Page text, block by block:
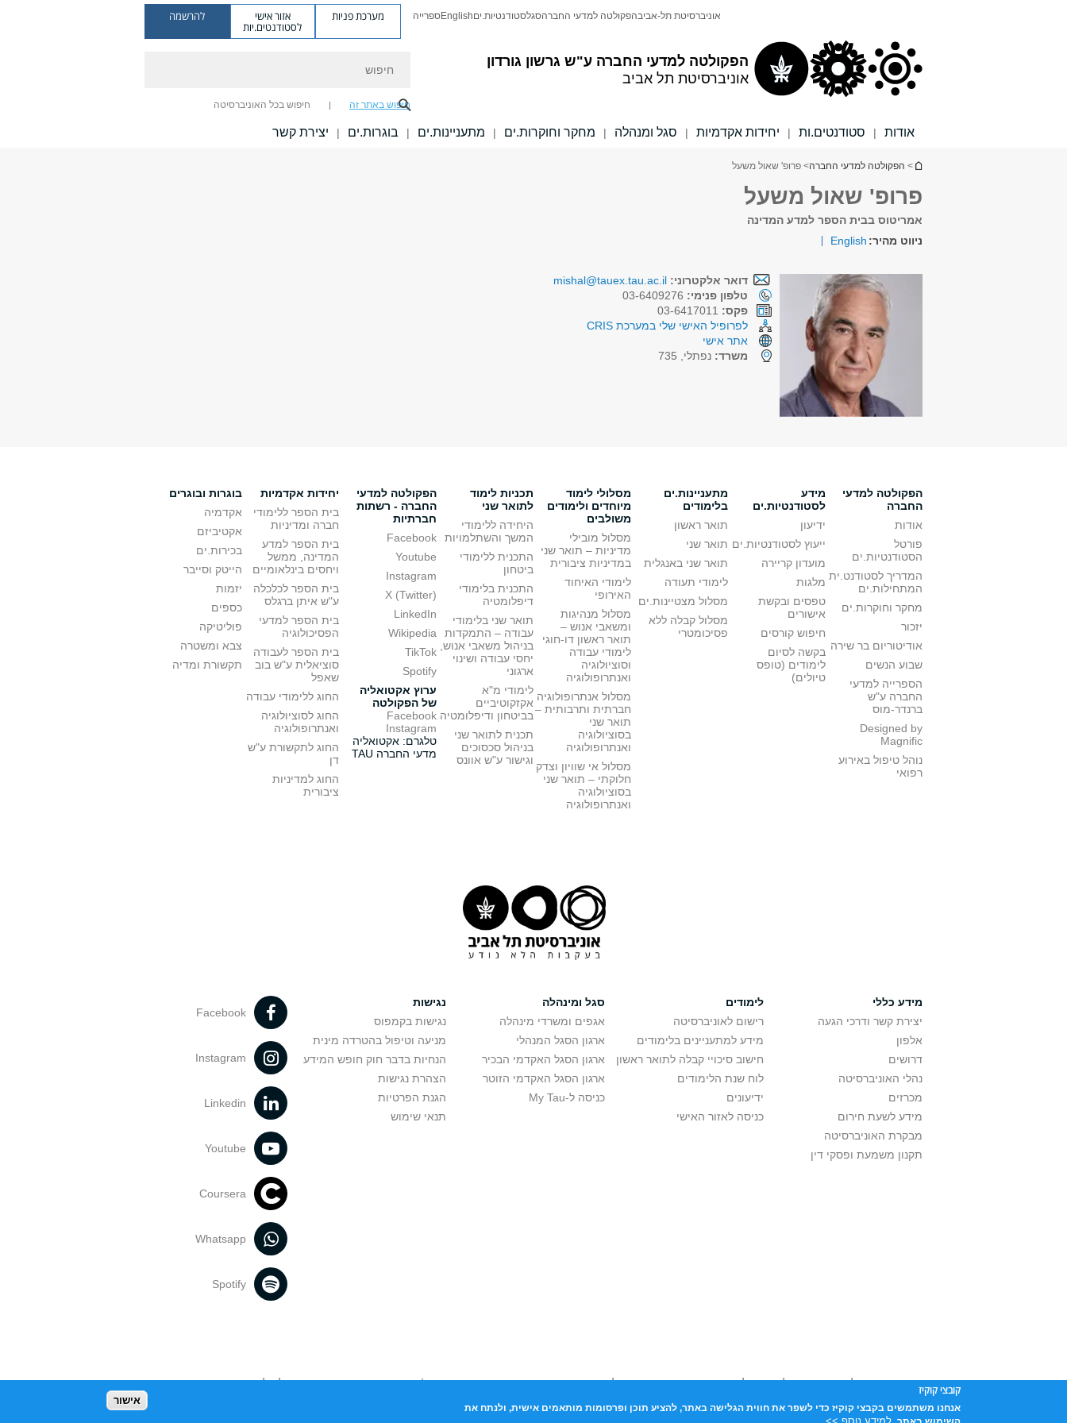
הפקולטה למדעי החברה ע"ש גרשון גורדון
אוניברסיטת תל אביב
אוניברסיטת תל-אביבהפקולטה למדעי החברהסגלסטודנטיות.יםEnglishספרייה מערכת פניות אזור אישי
לסטודנטים.יות
להרשמה
חיפוש באתר זה חיפוש בכל האוניברסיטה
אודות | סטודנטים.ות | יחידות אקדמיות | סגל ומנהלה | מחקר וחוקרות.ים | מתעניינות.ים | בוגרות.ים | יצירת קשר
הינך נמצא כאן
> הפקולטה למדעי החברה> פרופ' שאול משעל
פרופ' שאול משעל
אמריטוס בבית הספר למדע המדינה
ניווט מהיר: English
דואר אלקטרוני: mishal@tauex.tau.ac.il
טלפון פנימי:
פקס:
לפרופיל האישי שלי במערכת CRIS
אתר אישי
משרד: נפתלי, 735
הפקולטה למדעי
החברה
אודות
פורטל
הסטודנטיות.ים
המדריך לסטודנט.ית
המתחילות.ים
מחקר וחוקרות.ים
יזכור
אודיטוריום בר שירה
שבוע הנשים
הספרייה למדעי
החברה ע"ש
ברנדר-מוס
Designed by
Magnific
נוהל טיפול באירוע
רפואי
מידע
לסטודנטיות.ים
ידיעון
ייעוץ לסטודנטיות.ים
מועדון קריירה
מלגות
טפסים ובקשת
אישורים
חיפוש קורסים
בקשה לסיום
לימודים (טופס
טיולים)
מתעניינות.ים
בלימודים
תואר ראשון
תואר שני
תואר שני באנגלית
לימודי תעודה
מסלול מצטיינות.ים
מסלול קבלה ללא
פסיכומטרי
מסלולי לימוד
מיוחדים ולימודים
משולבים
מסלול מובילי
מדיניות – תואר שני
במדיניות ציבורית
לימודי האיחוד
האירופי
מסלול מנהיגות
ומשאבי אנוש –
תואר ראשון דו-חוגי
לימודי עבודה
וסוציולוגיה
ואנתרופולוגיה
מסלול אנתרופולוגיה
חברתית ותרבותית –
תואר שני
בסוציולוגיה
ואנתרופולוגיה
מסלול אי שוויון וצדק
חלוקתי – תואר שני
בסוציולוגיה
ואנתרופולוגיה
תכניות לימוד
לתואר שני
היחידה ללימודי
המשך והשתלמויות
התכנית ללימודי
ביטחון
התכנית בלימודי
דיפלומטיה
תואר שני בלימודי
עבודה – התמקדות
בניהול משאבי אנוש,
יחסי עבודה ושינוי
ארגוני
לימודי מ"א
אקזקוטיביים
בביטחון ודיפלומטיה
תכנית לתואר שני
בניהול סכסוכים
וגישור ע"ש אוונס
הפקולטה למדעי
החברה - רשתות
חברתיות
Facebook
Youtube
Instagram
X (Twitter)
LinkedIn
Wikipedia
TikTok
Spotify
ערוץ אקטואליה
של הפקולטה
Facebook
Instagram
טלגרם: אקטואליה
מדעי החברה TAU
יחידות אקדמיות
בית הספר ללימודי
חברה ומדיניות
בית הספר למדע
המדינה, ממשל
ויחסים בינלאומיים
בית הספר לכלכלה
ע"ש איתן ברגלס
בית הספר למדעי
הפסיכולוגיה
בית הספר לעבודה
סוציאלית ע"ש בוב
שאפל
החוג ללימודי עבודה
החוג לסוציולוגיה
ואנתרופולוגיה
החוג לתקשורת ע"ש
דן
החוג למדיניות
ציבורית
בוגרות ובוגרים
אקדמיה
אקטיביזם
בכירות.ים
הייטק וסייבר
יזמות
כספים
פוליטיקה
צבא ומשטרה
תקשורת ומדיה
מידע כללי
יצירת קשר ודרכי הגעה
אלפון
דרושים
נהלי האוניברסיטה
מכרזים
מידע לשעת חירום
מבקרת האוניברסיטה
תקנון משמעת ופסקי דין
לימודים
רישום לאוניברסיטה
מידע למתעניינים בלימודים
חישוב סיכויי קבלה לתואר ראשון
לוח שנת הלימודים
ידיעונים
כניסה לאזור האישי
סגל ומינהלה
אגפים ומשרדי מינהלה
ארגון הסגל המנהלי
ארגון הסגל האקדמי הבכיר
ארגון הסגל האקדמי הזוטר
כניסה ל-My Tau
נגישות
נגישות בקמפוס
מניעה וטיפול בהטרדה מינית
הנחיות בדבר חוק חופש המידע
הצהרת נגישות
הגנת הפרטיות
תנאי שימוש
Facebook
Instagram
Linkedin
Youtube
Coursera
Whatsapp
Spotify
אוניברסיטת תל אביב עושה כל מאמץ לכבד זכויות יוצרים. אם בבעלותך זכויות יוצרים בתכנים שנמצאים פה ו/או השימוש שנעשה בתכנים אלה לדעתך מפר זכויות
שנעשה בתכנים אלה לדעתך מפר זכויות
אוניברסיטת תל-אביב, ת.ד. 39040, תל-אביב 6997801
קובצי קוקיז
אנחנו משתמשים בקבצי קוקיז כדי לשפר את חווית הגלישה באתר, להציע תוכן ופרסומות מותאמים אישית, ולנתח את
אישור